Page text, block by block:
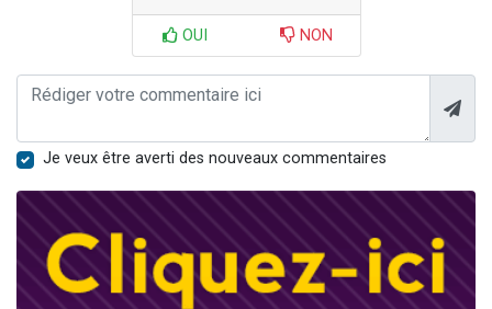
OUI NON
Je veux être averti des nouveaux commentaires